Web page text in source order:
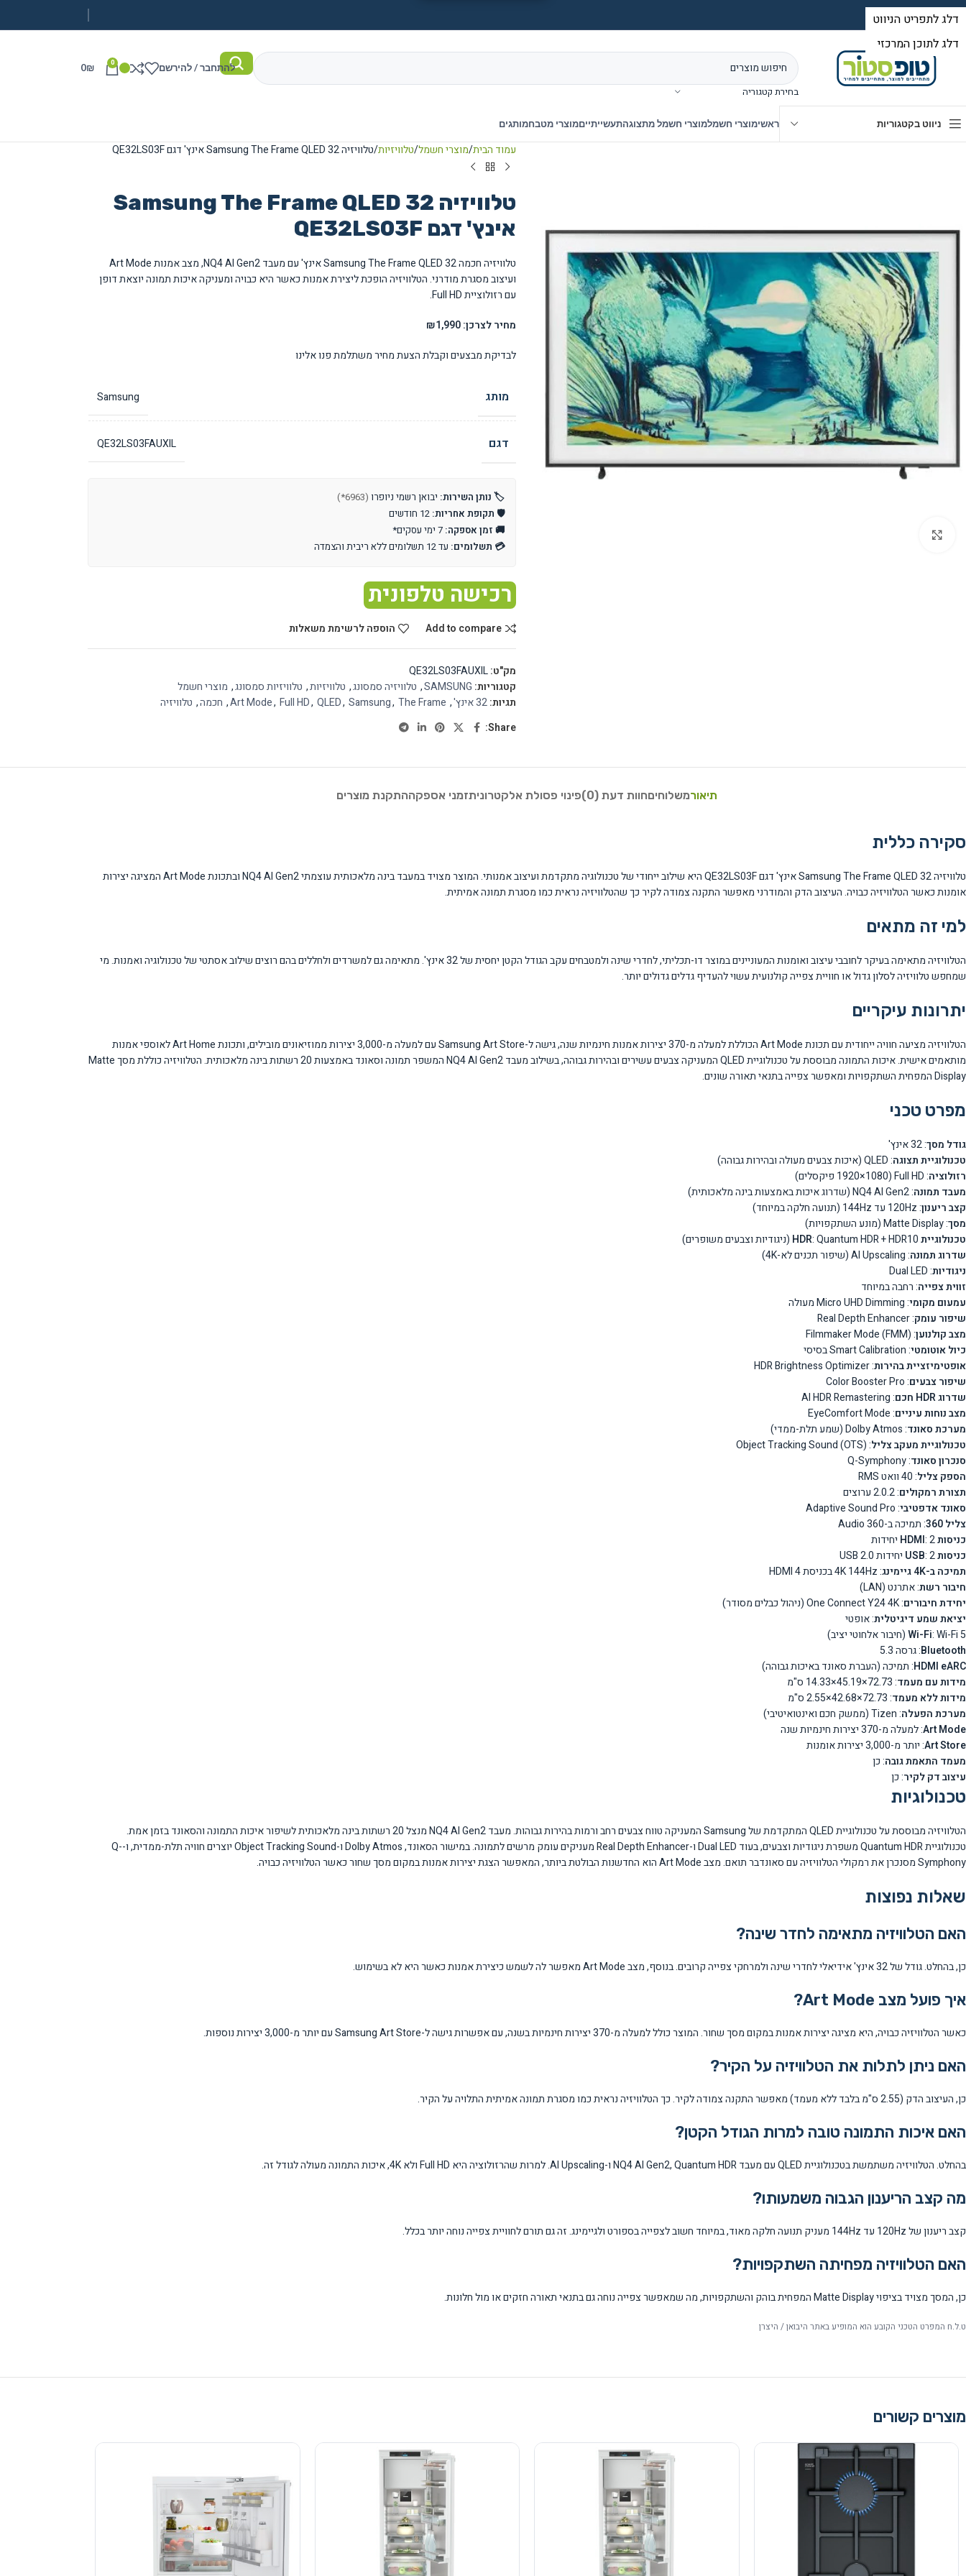
בחירת קטגוריה
להתחבר / להירשם 0
0₪
ניווט בקטגוריות ראשימוצרי חשמלמוצרי חשמל מתצוגהתעשייתייםמוצרי מטבחמותגים
עמוד הבית מוצרי חשמל טלוויזיות טלוויזיה Samsung The Frame QLED 32 אינץ' דגם QE32LS03F
טלוויזיה Samsung The Frame QLED 32
אינץ' דגם QE32LS03F
טלוויזיה חכמה Samsung The Frame QLED 32 אינץ' עם מעבד NQ4 AI Gen2, מצב אמנות Art Mode
ועיצוב מסגרת מודרני. הטלוויזיה הופכת ליצירת אמנות כאשר היא כבויה ומעניקה איכות תמונה יוצאת דופן
עם רזולוציית Full HD.
מחיר לצרכן: ₪1,990
לבדיקת מבצעים וקבלת הצעת מחיר משתלמת פנו אלינו
מותג Samsung
דגם QE32LS03FAUXIL
🏷️ נותן השירות: יבואן רשמי ניופרו (6963*)
🛡️ תקופת אחריות:
🚚 זמן אספקה:
💳 תשלומים: עד 12 תשלומים ללא ריבית והצמדה
רכישה טלפונית
Add to compare הוספה לרשימת משאלות
מק"ט:QE32LS03FAUXIL
קטגוריות: SAMSUNG
, טלוויזיה סמסונג, טלוויזיות, טלוויזיות סמסונג, מוצרי חשמל
תגיות:32 אינץ' ,
Art Mode, Full HD, QLED, Samsung, The Frame
, חכמה, טלוויזיה
Share:
תיאורמשלוחיםחוות דעת (0) פינוי פסולת אלקטרוניתזמני אספקההתקנת מוצרים
סקירה כללית
טלוויזיה Samsung The Frame QLED 32 אינץ' דגם QE32LS03F היא שילוב ייחודי של טכנולוגיה מתקדמת ועיצוב אמנותי. המוצר מצויד במעבד בינה מלאכותית עוצמתי NQ4 AI Gen2 ובתכונת Art Mode המציגה יצירות
אומנות כאשר הטלוויזיה כבויה. העיצוב הדק והמודרני מאפשר התקנה צמודה לקיר כך שהטלוויזיה נראית כמו מסגרת תמונה אמיתית.
למי זה מתאים
הטלוויזיה מתאימה בעיקר לחובבי עיצוב ואומנות המעוניינים במוצר דו-תכליתי, לחדרי שינה ולמטבחים עקב הגודל הקטן יחסית של 32 אינץ'. מתאימה גם למשרדים ולחללים בהם רוצים שילוב אסתטי של טכנולוגיה ואמנות. מי
שמחפש טלוויזיה לסלון גדול או חוויית צפייה קולנועית עשוי להעדיף גדלים גדולים יותר.
יתרונות עיקריים
הטלוויזיה מציעה חוויה ייחודית עם תכונת Art Mode הכוללת למעלה מ-370 יצירות אמנות חינמיות שנה, גישה ל-Samsung Art Store עם למעלה מ-3,000 יצירות ממוזיאונים מובילים, ותכונת Art Home לאוספי אמנות
מותאמים אישית. איכות התמונה מבוססת על טכנולוגיית QLED המעניקה צבעים עשירים ובהירות גבוהה, בשילוב מעבד NQ4 AI Gen2 המשפר תמונה וסאונד באמצעות 20 רשתות בינה מלאכותית. הטלוויזיה כוללת מסך Matte
Display המפחית השתקפויות ומאפשר צפייה בתנאי תאורה שונים.
מפרט טכני
גודל מסך: 32 אינץ'
טכנולוגיית תצוגה: QLED (איכות צבעים מעולה ובהירות גבוהה)
רזולוציה: Full HD (1920×1080 פיקסלים)
מעבד תמונה: NQ4 AI Gen2 (שדרוג איכות באמצעות בינה מלאכותית)
קצב ריענון: 120Hz עד 144Hz (תנועה חלקה במיוחד)
מסך: Matte Display (מונע השתקפויות)
טכנולוגיית HDR: Quantum HDR + HDR10 (ניגודיות וצבעים משופרים)
שדרוג תמונה: AI Upscaling (שיפור תכנים לא-4K)
ניגודיות: Dual LED
זווית צפייה: רחבה במיוחד
עמעום מקומי: Micro UHD Dimming מעולה
שיפור עומק: Real Depth Enhancer
מצב קולנוען: Filmmaker Mode (FMM)
כיול אוטומטי: Smart Calibration בסיסי
אופטימיזציית בהירות: HDR Brightness Optimizer
שיפור צבעים: Color Booster Pro
שדרוג HDR חכם
: AI HDR Remastering
מצב נוחות עיניים: EyeComfort Mode
מערכת סאונד: Dolby Atmos (שמע תלת-ממדי)
טכנולוגיית מעקב צליל: Object Tracking Sound (OTS)
סנכרון סאונד: Q-Symphony
הספק צליל: 40 וואט RMS
תצורת רמקולים: 2.0.2 ערוצים
סאונד אדפטיבי: Adaptive Sound Pro
צליל 360
: תמיכה ב-360 Audio
כניסות HDMI: 2 יחידות
כניסות USB: 2 יחידות USB 2.0
תמיכה ב-4K גיימינג
: 4K 144Hz בכניסת HDMI 4
חיבור רשת: אתרנט (LAN)
יחידת חיבורים: One Connect Y24 4K (ניהול כבלים מסודר)
יציאת שמע דיגיטלית: אופטי
Wi-Fi: Wi-Fi 5 (חיבור אלחוטי יציב)
Bluetooth: גרסה 5.3
HDMI eARC: תמיכה (העברת סאונד באיכות גבוהה)
מידות עם מעמד: 72.73×45.19×14.33 ס"מ
מידות ללא מעמד: 72.73×42.68×2.55 ס"מ
מערכת הפעלה: Tizen (ממשק חכם ואינטואיטיבי)
Art Mode: למעלה מ-370 יצירות חינמיות שנה
Art Store: יותר מ-3,000 יצירות אומנות
מעמד התאמת גובה: כן
עיצוב דק לקיר: כן
טכנולוגיות
הטלוויזיה מבוססת על טכנולוגיית QLED המתקדמת של Samsung המעניקה טווח צבעים רחב ורמות בהירות גבוהות. מעבד NQ4 AI Gen2 מנצל 20 רשתות בינה מלאכותית לשיפור איכות התמונה והסאונד בזמן אמת.
טכנולוגיית Quantum HDR משפרת ניגודיות וצבעים, בעוד Dual LED ו-Real Depth Enhancer מעניקים עומק מרשים לתמונה. במישור הסאונד, Dolby Atmos ו-Object Tracking Sound יוצרים חוויה תלת-ממדית, ו-Q-
Symphony מסנכרן את רמקולי הטלוויזיה עם סאונדבר תואם. מצב Art Mode הוא החדשנות הבולטת ביותר, המאפשר הצגת יצירות אמנות במקום מסך שחור כאשר הטלוויזיה כבויה.
שאלות נפוצות
האם הטלוויזיה מתאימה לחדר שינה?
כן, בהחלט. גודל של 32 אינץ' אידיאלי לחדרי שינה ולמרחקי צפייה קרובים. בנוסף, מצב Art Mode מאפשר לה לשמש כיצירת אמנות כאשר היא לא בשימוש.
איך פועל מצב Art Mode?
כאשר הטלוויזיה כבויה, היא מציגה יצירות אמנות במקום מסך שחור. המוצר כולל למעלה מ-370 יצירות חינמיות בשנה, עם אפשרות גישה ל-Samsung Art Store עם יותר מ-3,000 יצירות נוספות.
האם ניתן לתלות את הטלוויזיה על הקיר?
כן, העיצוב הדק (2.55 ס"מ בלבד ללא מעמד) מאפשר התקנה צמודה לקיר. כך הטלוויזיה נראית כמו מסגרת תמונה אמיתית התלויה על הקיר.
האם איכות התמונה טובה למרות הגודל הקטן?
בהחלט. הטלוויזיה משתמשת בטכנולוגיית QLED עם מעבד NQ4 AI Gen2, Quantum HDR ו-AI Upscaling. למרות שהרזולוציה היא Full HD ולא 4K, איכות התמונה מעולה לגודל זה.
מה קצב הריענון הגבוה משמעותו?
קצב ריענון של 120Hz עד 144Hz מעניק תנועה חלקה מאוד, במיוחד חשוב לצפייה בספורט ולגיימינג. זה גם תורם לחוויית צפייה נוחה יותר בכלל.
האם הטלוויזיה מפחיתה השתקפויות?
כן, המסך מצויד בציפוי Matte Display המפחית בוהק והשתקפויות, מה שמאפשר צפייה נוחה גם בתנאי תאורה חזקים או מול חלונות.
ט.ל.ח המפרט הטכני הקובע הוא המופיע באתר היבואן / היצרן
מוצרים קשורים